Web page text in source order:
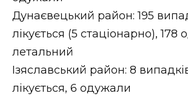
Дунаєвецький район: 195
лікується (5 стаціонарно), 178
летальний
Ізяславський район: 8
лікується, 6 одужали